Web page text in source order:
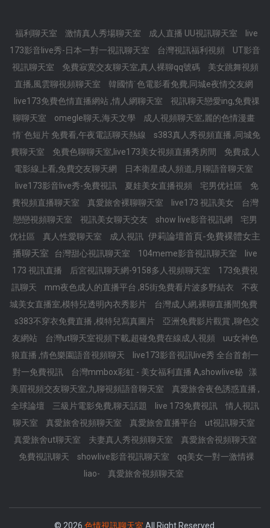
福利聊天室 激情真人秀場聊天室 成人直播 UU視訊聊天室
live
173影音live秀-日本一對一視訊聊天室
台灣視訊福利視頻
UT影音
視訊聊天室
免費寂寞交友聊天室,真人裸聊qq號碼
美女跳舞視頻
直播,風雲聊視頻聊天室
韓國情˙色電影看免費,同城e夜情交友網
live173免費色情直播網站 ,情人網聊天室
視訊聊天戀愛ing,免費祼
聊聊天室
omegle聊天,海天文學
成人視頻聊天室,麗的色情漫畫
情˙色短片 免費看,午夜電話聊天熱線
s383真人秀視頻直播 ,同城免
費聊天室
免費色聊聊天室,live173美女視頻直播秀房間
免費成.人
電影線上看,免費交友聊天網
日本衛星成人頻道,月聊語音聊天室
live173影音live秀-免費視訊
夏娃美女直播視頻 宅男优社區
免
費視頻直播聊天室
真愛旅舍裸聊聊天室 live173 視訊美女
台灣
戀戀視頻聊天室
視訊美女聊天交友 show live影音視訊網
宅男
优社區
真人性愛聊天室 成人視訊 伊莉論壇首頁-免費裸體女主
播聊天室
台灣甜心視訊聊天室 104meme影音視訊聊天室
live
173 視訊直播
后宮視訊聊天網-9158多人視頻聊天室
173免費視
訊聊天
mm夜色成人的直播平台 ,85街免費看片波多野結衣
不夜
城美女直播室,模特兒透明內衣秀影片
台灣成人網,裸聊直播間免費
s383不穿衣免費直播 ,模特兒寫真圖片
亞洲免費影片觀賞 ,聊色交
友網站
台灣ut聊天室視頻下載,超碰免費在線成人視頻
uu女神色
狼直播 ,情色樂園語音視頻聊天
live173影音視訊live秀 全台首創一
對一免費視訊
台灣mmbox彩虹 - 美女福利直播 A,showlive秘
漾
美眉視頻交友聊天室,九聊視頻語音聊天室
真愛旅舍夜色誘惑直播 ,
全球論壇
三級片電影免費,聊天話題 live 173免費視訊
情人視訊
聊天室
真愛旅舍視頻聊天室 真愛旅舍直播平台
ut視訊聊天室
真愛旅舍ut聊天室
夫妻真人秀視頻聊天室
真愛旅舍視頻聊天室
免費視訊聊天
showlive影音視訊聊天室
qq美女一對一激情裸
liao-
真愛旅舍視頻聊天室
© 2026 色情視訊聊天室 All Right Reserved.